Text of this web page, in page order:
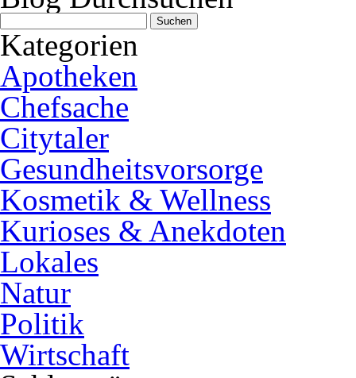
Suchen
nach:
Kategorien
Apotheken
Chefsache
Citytaler
Gesundheitsvorsorge
Kosmetik & Wellness
Kurioses & Anekdoten
Lokales
Natur
Politik
Wirtschaft